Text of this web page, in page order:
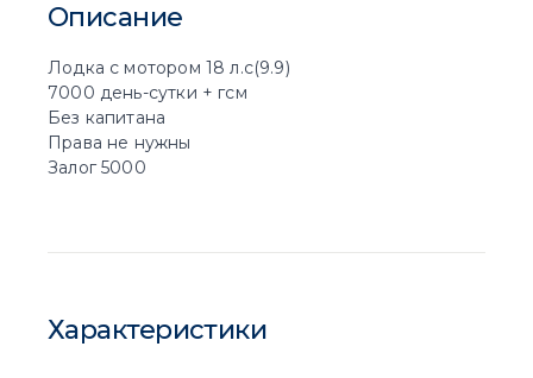
Описание
Лодка с мотором 18 л.с(9.9)
7000 день-сутки + гсм
Без капитана
Права не нужны
Залог 5000
Характеристики